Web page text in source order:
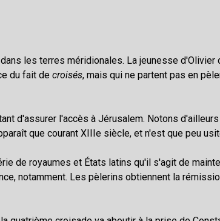
les terres méridionales. La jeunesse
du fait decroisés, mais qui ne partent pas en
d'assurer l'accès à Jérusalem. Notons
que courant XIIIe siècle, et n'est que peu
de royaumes et États latins qu'il s'agit de
notamment. Les pèlerins obtiennent la